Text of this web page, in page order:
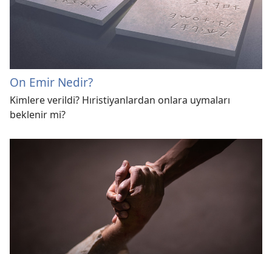
On Emir Nedir?
Kimlere verildi? Hıristiyanlardan onlara uymaları
beklenir mi?